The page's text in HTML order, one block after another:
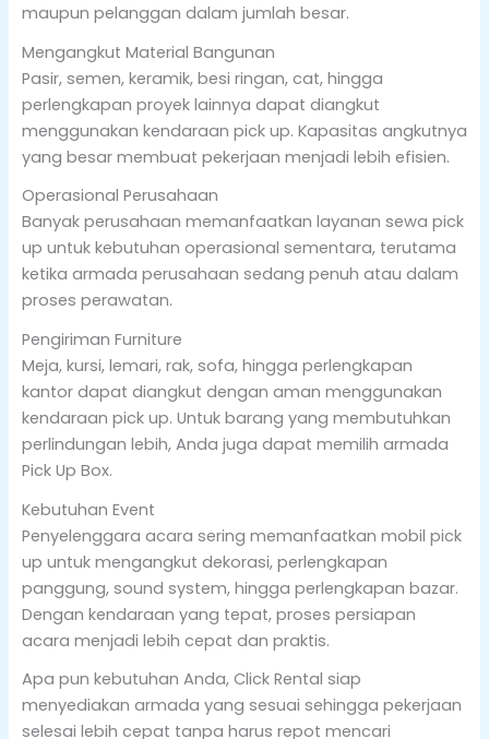
maupun pelanggan dalam jumlah besar.
Mengangkut Material Bangunan
Pasir, semen, keramik, besi ringan, cat, hingga
perlengkapan proyek lainnya dapat diangkut
menggunakan kendaraan pick up. Kapasitas angkutnya
yang besar membuat pekerjaan menjadi lebih efisien.
Operasional Perusahaan
Banyak perusahaan memanfaatkan layanan sewa pick
up untuk kebutuhan operasional sementara, terutama
ketika armada perusahaan sedang penuh atau dalam
proses perawatan.
Pengiriman Furniture
Meja, kursi, lemari, rak, sofa, hingga perlengkapan
kantor dapat diangkut dengan aman menggunakan
kendaraan pick up. Untuk barang yang membutuhkan
perlindungan lebih, Anda juga dapat memilih armada
Pick Up Box.
Kebutuhan Event
Penyelenggara acara sering memanfaatkan mobil pick
up untuk mengangkut dekorasi, perlengkapan
panggung, sound system, hingga perlengkapan bazar.
Dengan kendaraan yang tepat, proses persiapan
acara menjadi lebih cepat dan praktis.
Apa pun kebutuhan Anda, Click Rental siap
menyediakan armada yang sesuai sehingga pekerjaan
selesai lebih cepat tanpa harus repot mencari